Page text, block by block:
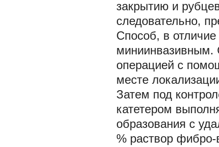
закрытию и
следовательно,
Способ, в
миниинвазивным.
операцией с
месте
Затем под
катетером
образования с
% раствор фибро-